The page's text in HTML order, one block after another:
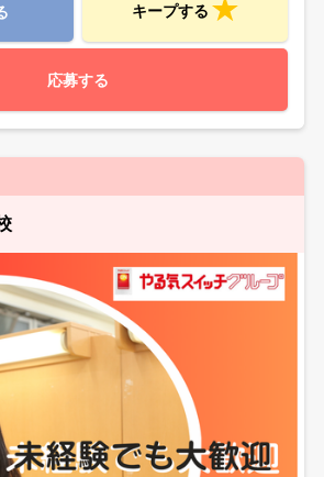
キープする
応募する